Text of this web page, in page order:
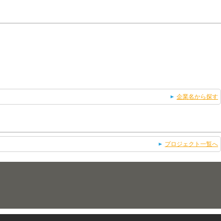
企業名から探す
プロジェクト一覧へ